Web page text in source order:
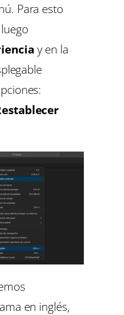
Para esto
y en la
en inglés,